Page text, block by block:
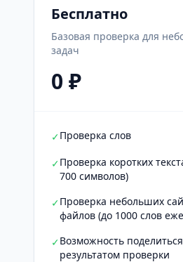
Бесплатно
Базовая проверка для
задач
0 ₽
✓Проверка слов
✓Проверка коротких
700 символов)
✓Проверка небольших
файлов (до 1000 слов
✓Возможность поделиться
результатом проверки